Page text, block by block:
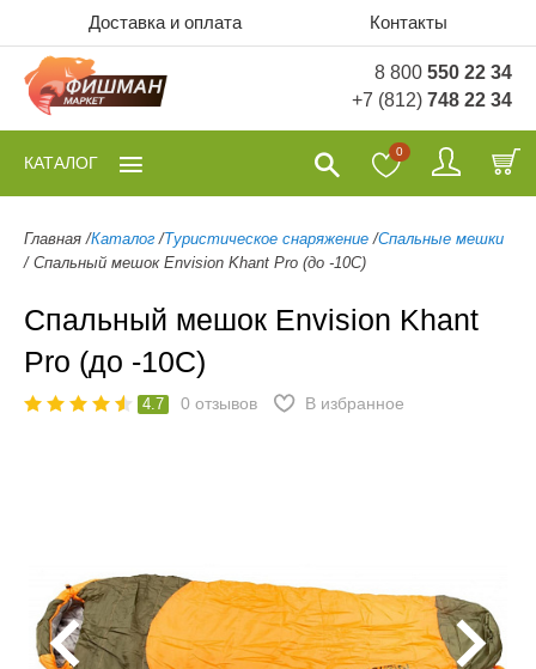
Доставка и оплата Контакты
8 800 550 22 34
+7 (812) 748 22 34
0
КАТАЛОГ
Главная /Каталог /Туристическое снаряжение /Спальные мешки
/ Спальный мешок Envision Khant Pro (до -10С)
Спальный мешок Envision Khant
Pro (до -10С)
4.7 0 отзывов В избранное